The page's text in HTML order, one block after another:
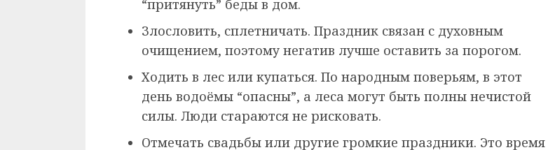
“притянуть” беды в дом.
Злословить, сплетничать. Праздник связан с духовным
очищением, поэтому негатив лучше оставить за порогом.
Ходить в лес или купаться. По народным поверьям, в этот
день водоёмы “опасны”, а леса могут быть полны нечистой
силы. Люди стараются не рисковать.
Отмечать свадьбы или другие громкие праздники. Это время